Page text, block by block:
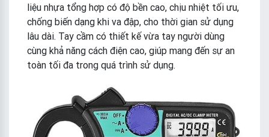
liệu nhựa tổng hợp có độ bền cao, chịu nhiệt tối ưu,
chống biến dạng khi va đập, cho thời gian sử dụng
lâu dài. Tay cầm có thiết kế vừa tay người dùng
cùng khả năng cách điện cao, giúp mang đến sự an
toàn tối đa trong quá trình sử dụng.